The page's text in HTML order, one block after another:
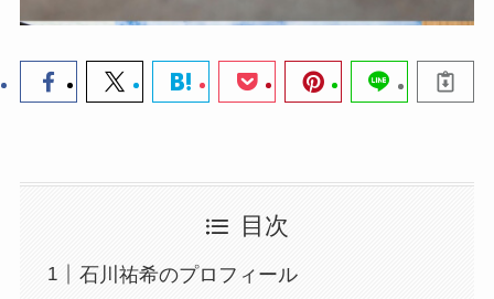
目次
石川祐希のプロフィール